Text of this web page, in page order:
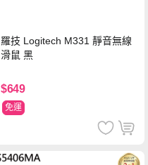
羅技 Logitech M331 靜音無線
滑鼠 黑
$649
免運